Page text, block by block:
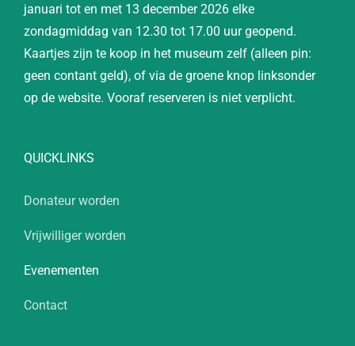
januari tot en met 13 december 2026 elke
zondagmiddag van 12.30 tot 17.00 uur geopend.
Kaartjes zijn te koop in het museum zelf (alleen pin:
geen contant geld), of via de groene knop linksonder
op de website. Vooraf reserveren is niet verplicht.
QUICKLINKS
Donateur worden
Vrijwilliger worden
Evenementen
Contact